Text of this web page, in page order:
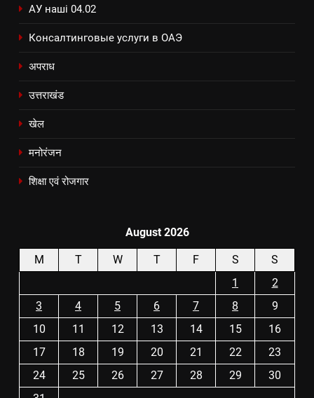
АУ наші 04.02
Консалтинговые услуги в ОАЭ
अपराध
उत्तराखंड
खेल
मनोरंजन
शिक्षा एवं रोजगार
August 2026
M T W T F S
S
1
2
3
4 5 6 7 8
9
10
11 12 13 14 15
16
17
18 19 20 21 22
23
24
25 26 27 28 29
30